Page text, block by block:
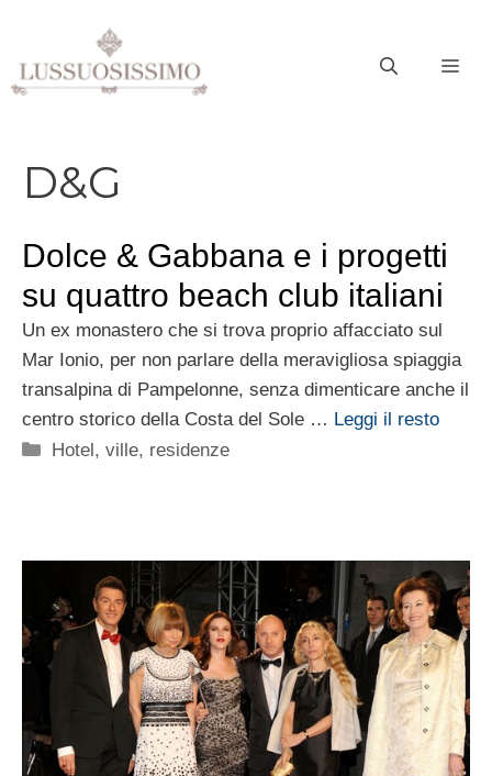
contenuto
D&G
Dolce & Gabbana e i progetti
su quattro beach club italiani
Un ex monastero che si trova proprio affacciato sul
Mar Ionio, per non parlare della meravigliosa spiaggia
transalpina di Pampelonne, senza dimenticare anche il
centro storico della Costa del Sole … Leggi il resto
Categorie
Hotel, ville, residenze